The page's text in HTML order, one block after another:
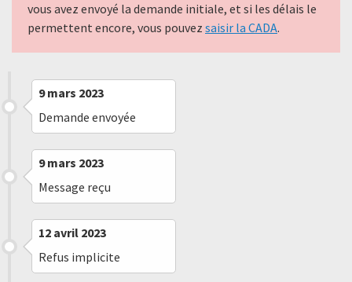
vous avez envoyé la demande initiale, et si les délais le
permettent encore, vous pouvez saisir la CADA.
9 mars 2023
Demande envoyée
9 mars 2023
Message reçu
12 avril 2023
Refus implicite